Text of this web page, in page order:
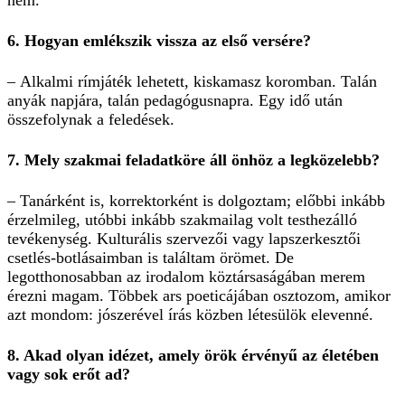
6. Hogyan emlékszik vissza az első versére?
– Alkalmi rímjáték lehetett, kiskamasz koromban. Talán
anyák napjára, talán pedagógusnapra. Egy idő után
összefolynak a feledések.
7. Mely szakmai feladatköre áll önhöz a legközelebb?
– Tanárként is, korrektorként is dolgoztam; előbbi inkább
érzelmileg, utóbbi inkább szakmailag volt testhezálló
tevékenység. Kulturális szervezői vagy lapszerkesztői
csetlés-botlásaimban is találtam örömet. De
legotthonosabban az irodalom köztársaságában merem
érezni magam. Többek ars poeticájában osztozom, amikor
azt mondom: jószerével írás közben létesülök elevenné.
8. Akad olyan idézet, amely örök érvényű az életében
vagy sok erőt ad?